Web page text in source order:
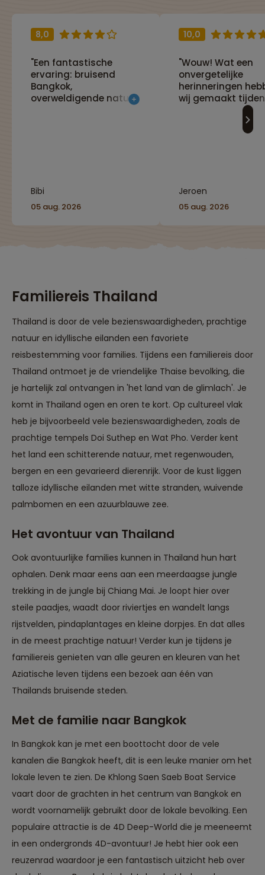
8,0
"Een fantastische
ervaring: bruisend
Bangkok,
overweldigende natuur,
Bibi
05 aug. 2026
10,0
"Wouw! Wat een
onvergetelijke
herinneringen
wij gemaakt
deze
Iedere dag was
fantastisch
Jeroen
05 aug. 2026
Familiereis Thailand
Thailand is door de vele bezienswaardigheden, prachtige
natuur en idyllische eilanden een favoriete
reisbestemming voor families. Tijdens een familiereis door
Thailand ontmoet je de vriendelijke Thaise bevolking, die
je hartelijk zal ontvangen in 'het land van de glimlach'. Je
komt in Thailand ogen en oren te kort. Op cultureel vlak
heb je bijvoorbeeld vele bezienswaardigheden, zoals de
prachtige tempels Doi Suthep en Wat Pho. Verder kent
het land een schitterende natuur, met regenwouden,
bergen en een gevarieerd dierenrijk. Voor de kust liggen
talloze idyllische eilanden met witte stranden, wuivende
palmbomen en een azuurblauwe zee.
Het avontuur van Thailand
Ook avontuurlijke families kunnen in Thailand hun hart
ophalen. Denk maar eens aan een meerdaagse jungle
trekking in de jungle bij Chiang Mai. Je loopt hier over
steile paadjes, waadt door riviertjes en wandelt langs
rijstvelden, pindaplantages en kleine dorpjes. En dat alles
in de meest prachtige natuur! Verder kun je tijdens je
familiereis genieten van alle geuren en kleuren van het
Aziatische leven tijdens een bezoek aan één van
Thailands bruisende steden.
Met de familie naar Bangkok
In Bangkok kan je met een boottocht door de vele
kanalen die Bangkok heeft, dit is een leuke manier om het
lokale leven te zien. De Khlong Saen Saeb Boat Service
vaart door de grachten in het centrum van Bangkok en
wordt voornamelijk gebruikt door de lokale bevolking. Een
populaire attractie is de 4D Deep-World die je meeneemt
in een ondergronds 4D-avontuur! Je hebt hier ook een
reuzenrad waardoor je een fantastisch uitzicht heb over